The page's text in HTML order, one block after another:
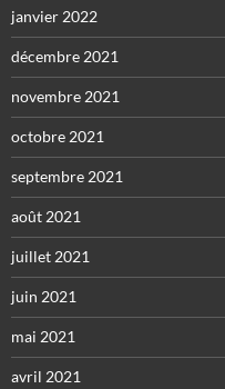
janvier 2022
décembre 2021
novembre 2021
octobre 2021
septembre 2021
août 2021
juillet 2021
juin 2021
mai 2021
avril 2021